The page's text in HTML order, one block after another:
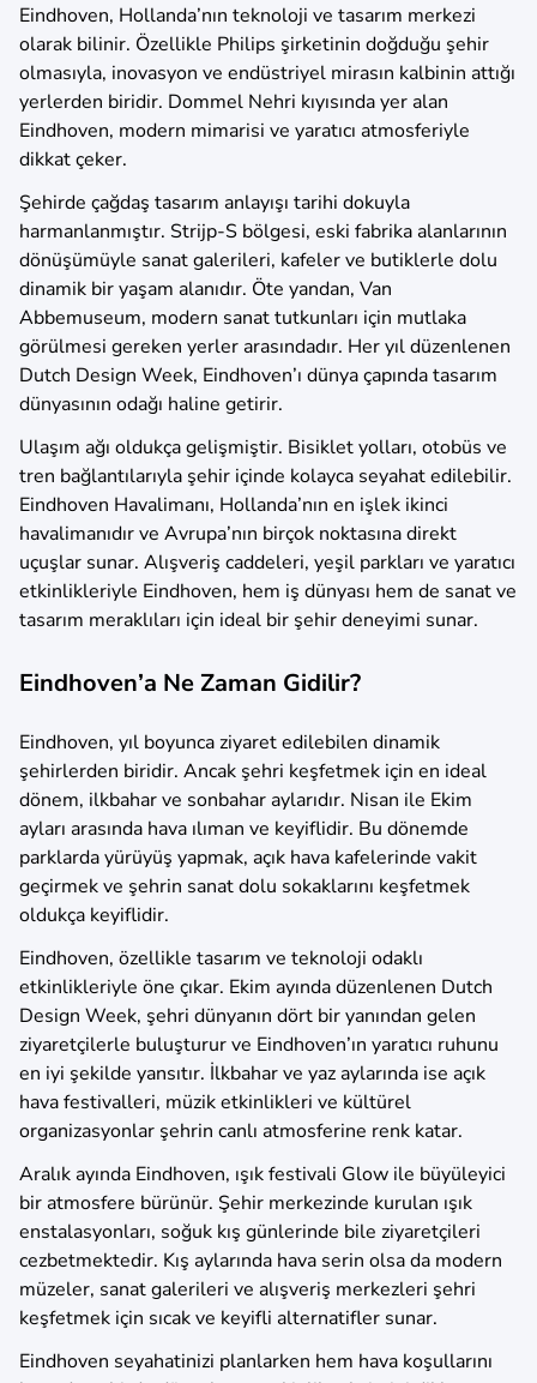
Eindhoven, Hollanda’nın teknoloji ve tasarım merkezi
olarak bilinir. Özellikle Philips şirketinin doğduğu şehir
olmasıyla, inovasyon ve endüstriyel mirasın kalbinin attığı
yerlerden biridir. Dommel Nehri kıyısında yer alan
Eindhoven, modern mimarisi ve yaratıcı atmosferiyle
dikkat çeker.
Şehirde çağdaş tasarım anlayışı tarihi dokuyla
harmanlanmıştır. Strijp-S bölgesi, eski fabrika alanlarının
dönüşümüyle sanat galerileri, kafeler ve butiklerle dolu
dinamik bir yaşam alanıdır. Öte yandan, Van
Abbemuseum, modern sanat tutkunları için mutlaka
görülmesi gereken yerler arasındadır. Her yıl düzenlenen
Dutch Design Week, Eindhoven’ı dünya çapında tasarım
dünyasının odağı haline getirir.
Ulaşım ağı oldukça gelişmiştir. Bisiklet yolları, otobüs ve
tren bağlantılarıyla şehir içinde kolayca seyahat edilebilir.
Eindhoven Havalimanı, Hollanda’nın en işlek ikinci
havalimanıdır ve Avrupa’nın birçok noktasına direkt
uçuşlar sunar. Alışveriş caddeleri, yeşil parkları ve yaratıcı
etkinlikleriyle Eindhoven, hem iş dünyası hem de sanat ve
tasarım meraklıları için ideal bir şehir deneyimi sunar.
Eindhoven’a Ne Zaman Gidilir?
Eindhoven, yıl boyunca ziyaret edilebilen dinamik
şehirlerden biridir. Ancak şehri keşfetmek için en ideal
dönem, ilkbahar ve sonbahar aylarıdır. Nisan ile Ekim
ayları arasında hava ılıman ve keyiflidir. Bu dönemde
parklarda yürüyüş yapmak, açık hava kafelerinde vakit
geçirmek ve şehrin sanat dolu sokaklarını keşfetmek
oldukça keyiflidir.
Eindhoven, özellikle tasarım ve teknoloji odaklı
etkinlikleriyle öne çıkar. Ekim ayında düzenlenen Dutch
Design Week, şehri dünyanın dört bir yanından gelen
ziyaretçilerle buluşturur ve Eindhoven’ın yaratıcı ruhunu
en iyi şekilde yansıtır. İlkbahar ve yaz aylarında ise açık
hava festivalleri, müzik etkinlikleri ve kültürel
organizasyonlar şehrin canlı atmosferine renk katar.
Aralık ayında Eindhoven, ışık festivali Glow ile büyüleyici
bir atmosfere bürünür. Şehir merkezinde kurulan ışık
enstalasyonları, soğuk kış günlerinde bile ziyaretçileri
cezbetmektedir. Kış aylarında hava serin olsa da modern
müzeler, sanat galerileri ve alışveriş merkezleri şehri
keşfetmek için sıcak ve keyifli alternatifler sunar.
Eindhoven seyahatinizi planlarken hem hava koşullarını